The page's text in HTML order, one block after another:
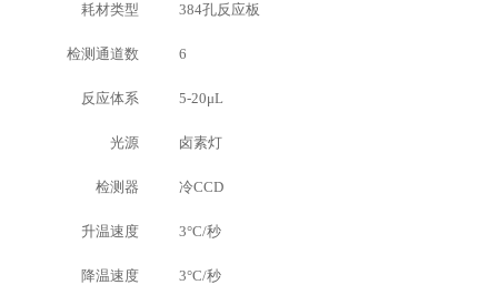
耗材类型 384孔反应板
检测通道数 6
反应体系 5-20μL
光源 卤素灯
检测器 冷CCD
升温速度 3°C/秒
降温速度 3°C/秒